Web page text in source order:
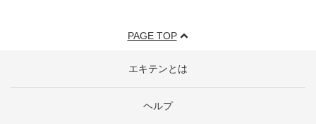
PAGE TOP
エキテンとは
ヘルプ